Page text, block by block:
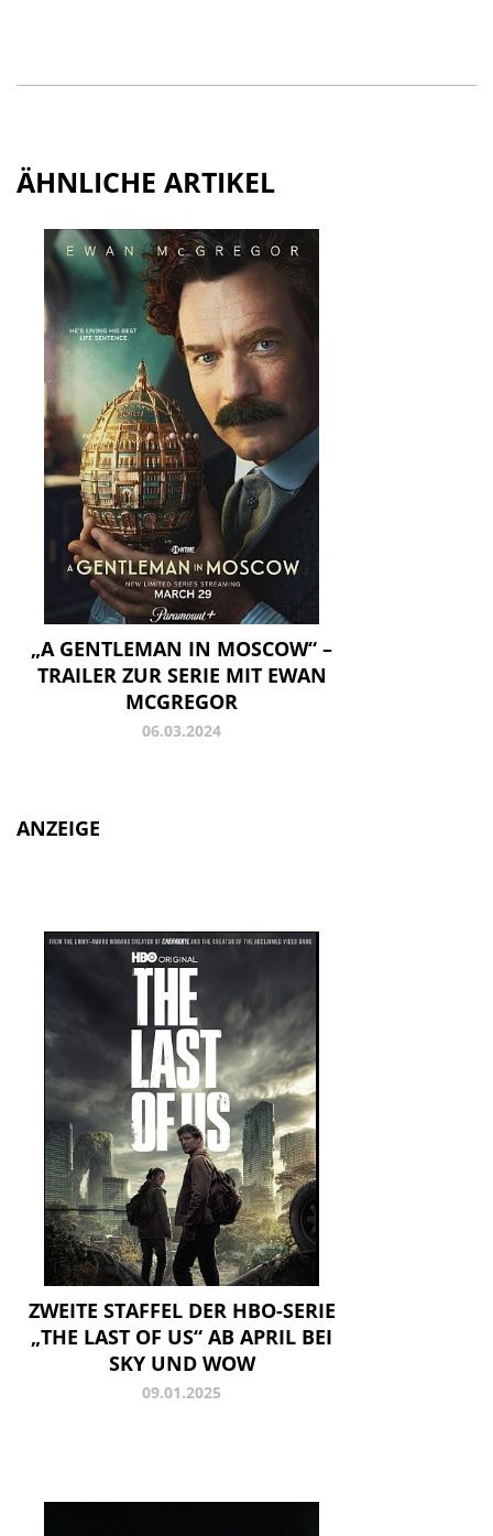
ÄHNLICHE ARTIKEL
„A GENTLEMAN IN MOSCOW“ –
TRAILER ZUR SERIE MIT EWAN
MCGREGOR
06.03.2024
ANZEIGE
ZWEITE STAFFEL DER HBO-SERIE
„THE LAST OF US“ AB APRIL BEI
SKY UND WOW
09.01.2025